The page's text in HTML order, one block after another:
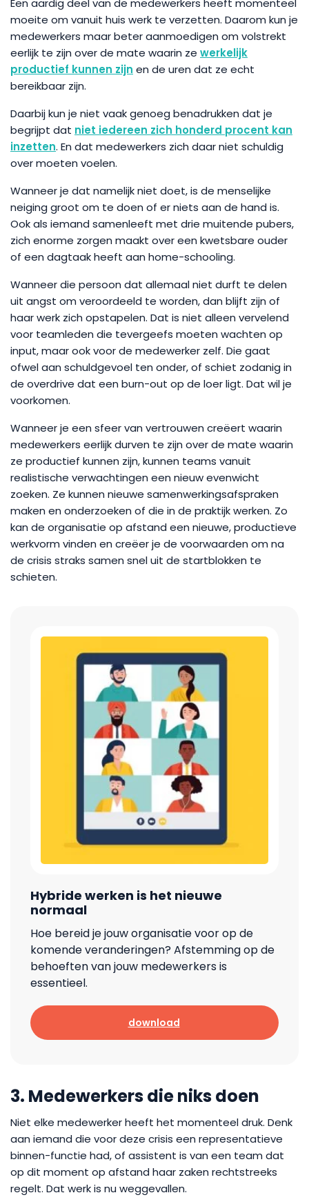
Een aardig deel van de medewerkers heeft momenteel
moeite om vanuit huis werk te verzetten. Daarom kun je
medewerkers maar beter aanmoedigen om volstrekt
eerlijk te zijn over de mate waarin ze werkelijk
productief kunnen zijn en de uren dat ze echt
bereikbaar zijn.
Daarbij kun je niet vaak genoeg benadrukken dat je
begrijpt dat niet iedereen zich honderd procent kan
inzetten. En dat medewerkers zich daar niet schuldig
over moeten voelen.
Wanneer je dat namelijk niet doet, is de menselijke
neiging groot om te doen of er niets aan de hand is.
Ook als iemand samenleeft met drie muitende pubers,
zich enorme zorgen maakt over een kwetsbare ouder
of een dagtaak heeft aan home-schooling.
Wanneer die persoon dat allemaal niet durft te delen
uit angst om veroordeeld te worden, dan blijft zijn of
haar werk zich opstapelen. Dat is niet alleen vervelend
voor teamleden die tevergeefs moeten wachten op
input, maar ook voor de medewerker zelf. Die gaat
ofwel aan schuldgevoel ten onder, of schiet zodanig in
de overdrive dat een burn-out op de loer ligt. Dat wil je
voorkomen.
Wanneer je een sfeer van vertrouwen creëert waarin
medewerkers eerlijk durven te zijn over de mate waarin
ze productief kunnen zijn, kunnen teams vanuit
realistische verwachtingen een nieuw evenwicht
zoeken. Ze kunnen nieuwe samenwerkingsafspraken
maken en onderzoeken of die in de praktijk werken. Zo
kan de organisatie op afstand een nieuwe, productieve
werkvorm vinden en creëer je de voorwaarden om na
de crisis straks samen snel uit de startblokken te
schieten.
Hybride werken is het nieuwe
normaal
Hoe bereid je jouw organisatie voor op de
komende veranderingen? Afstemming op de
behoeften van jouw medewerkers is
essentieel.
download
3. Medewerkers die niks doen
Niet elke medewerker heeft het momenteel druk. Denk
aan iemand die voor deze crisis een representatieve
binnen-functie had, of assistent is van een team dat
op dit moment op afstand haar zaken rechtstreeks
regelt. Dat werk is nu weggevallen.